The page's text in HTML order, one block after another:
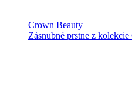
Crown Beauty
Zásnubné prstne z